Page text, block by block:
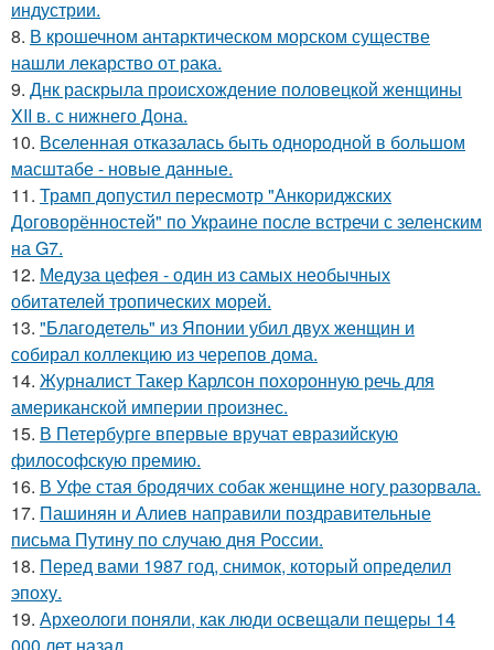
индустрии.
8. В крошечном антарктическом морском существе
нашли лекарство от рака.
9. Днк раскрыла происхождение половецкой женщины
XII в. с нижнего Дона.
10. Вселенная отказалась быть однородной в большом
масштабе - новые данные.
11. Трамп допустил пересмотр "Анкориджских
Договорённостей" по Украине после встречи с зеленским
на G7.
12. Медуза цефея - один из самых необычных
обитателей тропических морей.
13. "Благодетель" из Японии убил двух женщин и
собирал коллекцию из черепов дома.
14. Журналист Такер Карлсон похоронную речь для
американской империи произнес.
15. В Петербурге впервые вручат евразийскую
философскую премию.
16. В Уфе стая бродячих собак женщине ногу разорвала.
17. Пашинян и Алиев направили поздравительные
письма Путину по случаю дня России.
18. Перед вами 1987 год, снимок, который определил
эпоху.
19. Археологи поняли, как люди освещали пещеры 14
000 лет назад.